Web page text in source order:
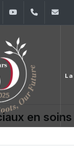
LinkedInYouTube+961
en